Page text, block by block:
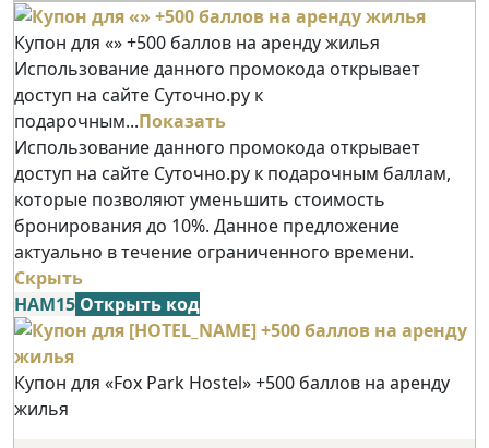
Купон для «» +500 баллов на аренду жилья
Использование данного промокода открывает
доступ на сайте Суточно.ру к
подарочным...Показать
Использование данного промокода открывает
доступ на сайте Суточно.ру к подарочным баллам,
которые позволяют уменьшить стоимость
бронирования до 10%. Данное предложение
актуально в течение ограниченного времени.
Скрыть
НАМ15 Открыть код
Купон для «Fox Park Hostel» +500 баллов на аренду
жилья